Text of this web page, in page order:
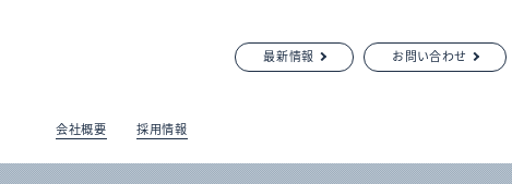
会社概要 採用情報
最新情報 お問い合わせ